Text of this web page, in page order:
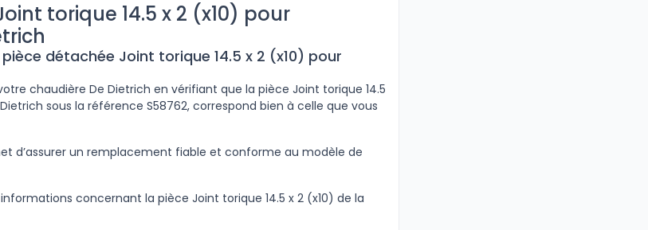
torique 14.5 x 2 (x10) pour
détachée Joint torique 14.5 x 2 (x10) pour
chaudière De Dietrich en vérifiant que la pièce Joint torique 14.5
sous la référence S58762, correspond bien à celle que vous
d’assurer un remplacement fiable et conforme au modèle de
concernant la pièce Joint torique 14.5 x 2 (x10) de la